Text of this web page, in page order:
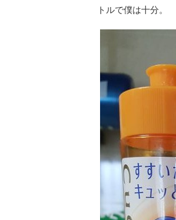
トルで僕は十分。